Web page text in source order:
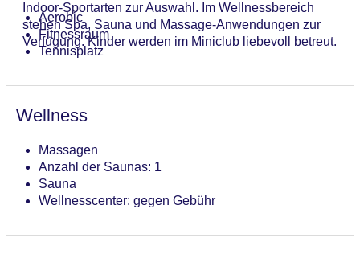
Indoor-Sportarten zur Auswahl. Im Wellnessbereich
stehen Spa, Sauna und Massage-Anwendungen zur
Verfügung. Kinder werden im Miniclub liebevoll betreut.
Aerobic
Fitnessraum
Tennisplatz
Wellness
Massagen
Anzahl der Saunas: 1
Sauna
Wellnesscenter: gegen Gebühr